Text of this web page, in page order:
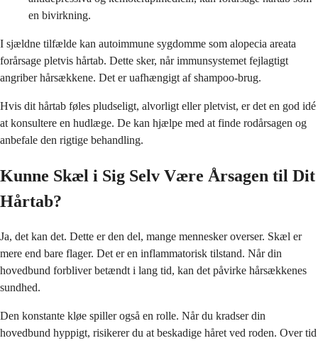
en bivirkning.
I sjældne tilfælde kan autoimmune sygdomme som alopecia areata
forårsage pletvis hårtab. Dette sker, når immunsystemet fejlagtigt
angriber hårsækkene. Det er uafhængigt af shampoo-brug.
Hvis dit hårtab føles pludseligt, alvorligt eller pletvist, er det en god idé
at konsultere en hudlæge. De kan hjælpe med at finde rodårsagen og
anbefale den rigtige behandling.
Kunne Skæl i Sig Selv Være Årsagen til Dit
Hårtab?
Ja, det kan det. Dette er den del, mange mennesker overser. Skæl er
mere end bare flager. Det er en inflammatorisk tilstand. Når din
hovedbund forbliver betændt i lang tid, kan det påvirke hårsækkenes
sundhed.
Den konstante kløe spiller også en rolle. Når du kradser din
hovedbund hyppigt, risikerer du at beskadige håret ved roden. Over tid